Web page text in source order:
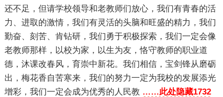
还不足，但请学校领导和老教师们放心，我们有青春的活
力、进取的激情，我们有灵活的头脑和旺盛的精力，我们
勤奋、刻苦、肯钻研，我们勇于积极探索，我们一定会像
老教师那样，以校为家，以生为友，恪守教师的职业道
德，沐课改春风，育崇中新花。我们相信，宝剑锋从磨砺
出，梅花香自苦寒来，我们的努力一定为我校的发展添光
增彩，我们一定会成为优秀的人民教 ……此处隐藏1732